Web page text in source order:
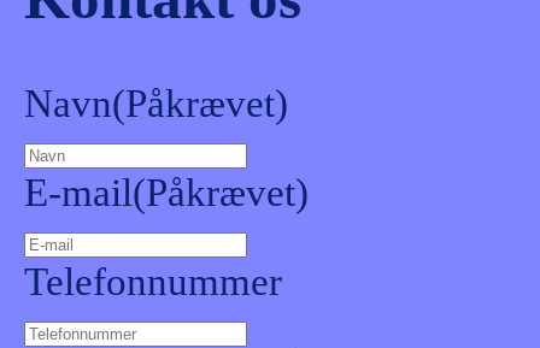
Navn(Påkrævet)
E-mail(Påkrævet)
Telefonnummer